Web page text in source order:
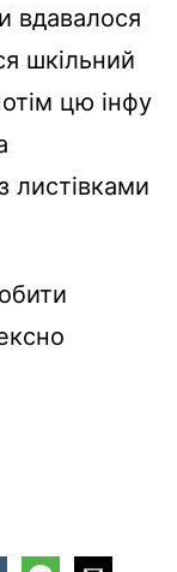
вдавалося
шкільний
цю інфу
листівками